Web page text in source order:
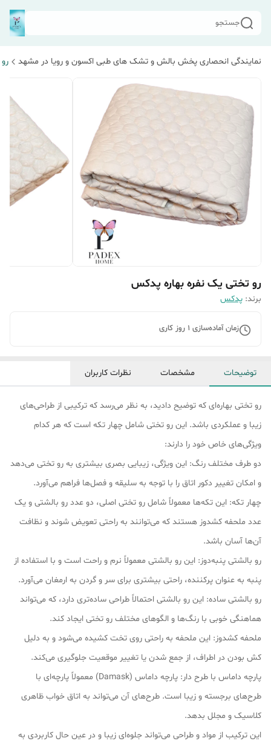
جستجو
نمایندگی انحصاری پخش بالش و تشک های طبی اکسون و رویا در مشهد
رو تختی یک نفره بهاره پدکس
برند: پدکس
زمان آماده‌سازی 1 روز کاری
توضیحات مشخصات نظرات کاربران
رو تختی بهاره‌ای که توضیح دادید، به نظر می‌رسد که ترکیبی از طراحی‌های
زیبا و عملکردی باشد. این رو تختی شامل چهار تکه است که هر کدام
ویژگی‌های خاص خود را دارند:
دو طرف مختلف رنگ: این ویژگی، زیبایی بصری بیشتری به رو تختی می‌دهد
و امکان تغییر دکور اتاق را با توجه به سلیقه و فصل‌ها فراهم می‌آورد.
چهار تکه: این تکه‌ها معمولاً شامل رو تختی اصلی، دو عدد رو بالشتی و یک
عدد ملحفه کشدوز هستند که می‌توانند به راحتی تعویض شوند و نظافت
آن‌ها آسان باشد.
رو بالشتی پنبه‌دوز: این رو بالشتی معمولاً نرم و راحت است و با استفاده از
پنبه به عنوان پرکننده، راحتی بیشتری برای سر و گردن به ارمغان می‌آورد.
رو بالشتی ساده: این رو بالشتی احتمالاً طراحی ساده‌تری دارد، که می‌تواند
هماهنگی خوبی با رنگ‌ها و الگوهای مختلف رو تختی ایجاد کند.
ملحفه کشدوز: این ملحفه به راحتی روی تخت کشیده می‌شود و به دلیل
کش بودن در اطراف، از جمع شدن یا تغییر موقعیت جلوگیری می‌کند.
پارچه داماس با طرح دار: پارچه داماس (Damask) معمولاً پارچه‌ای با
طرح‌های برجسته و زیبا است. طرح‌های آن می‌تواند به اتاق خواب ظاهری
کلاسیک و مجلل بدهد.
این ترکیب از مواد و طراحی می‌تواند جلوه‌ای زیبا و در عین حال کاربردی به